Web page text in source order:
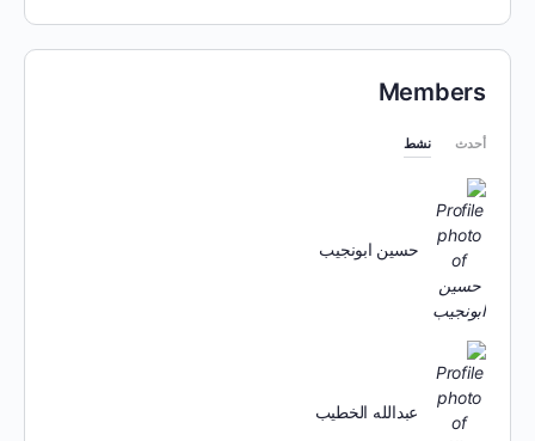
Members
أحدث نشط
حسين ابونجيب
عبدالله الخطيب